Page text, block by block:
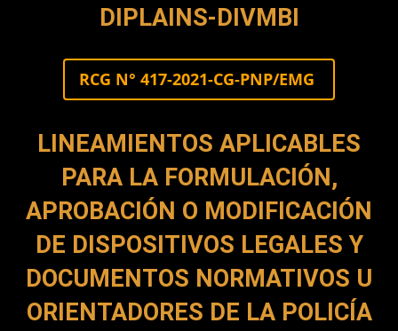
DIPLAINS-DIVMBI
RCG N° 417-2021-CG-PNP/EMG
LINEAMIENTOS APLICABLES
PARA LA FORMULACIÓN,
APROBACIÓN O MODIFICACIÓN
DE DISPOSITIVOS LEGALES Y
DOCUMENTOS NORMATIVOS U
ORIENTADORES DE LA POLICÍA